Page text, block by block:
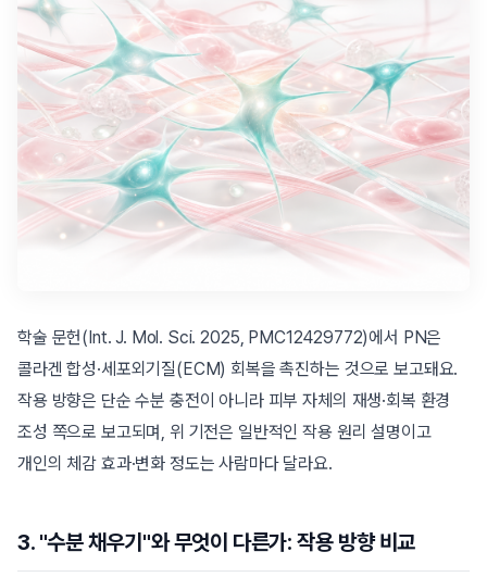
학술 문헌(Int. J. Mol. Sci. 2025, PMC12429772)에서 PN은
콜라겐 합성·세포외기질(ECM) 회복을 촉진하는 것으로 보고돼요.
작용 방향은 단순 수분 충전이 아니라 피부 자체의 재생·회복 환경
조성 쪽으로 보고되며, 위 기전은 일반적인 작용 원리 설명이고
개인의 체감 효과·변화 정도는 사람마다 달라요.
3. "수분 채우기"와 무엇이 다른가: 작용 방향 비교